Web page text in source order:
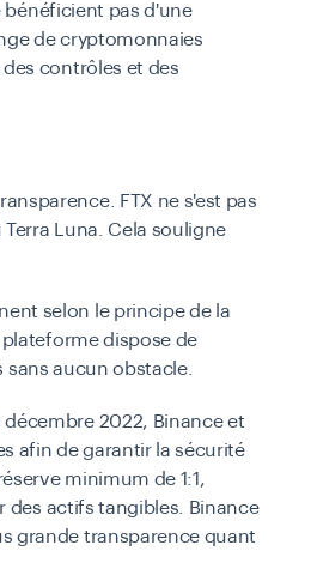
bénéficient pas d'une
de cryptomonnaies
contrôles et des
FTX ne s'est pas
Luna. Cela souligne
selon le principe de la
dispose de
aucun obstacle.
décembre 2022, Binance et
afin de garantir la sécurité
minimum de 1:1,
des actifs tangibles. Binance
grande transparence quant